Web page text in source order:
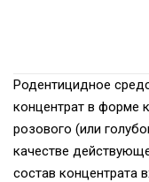
Родентицидное
концентрат в форме
розового (или
качестве
состав концентрата